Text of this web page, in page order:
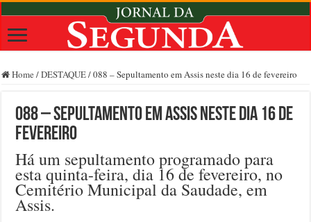
Home /DESTAQUE/088 – Sepultamento em Assis neste dia 16 de fevereiro
088 – Sepultamento em Assis neste dia 16 de
fevereiro
Há um sepultamento programado para
esta quinta-feira, dia 16 de fevereiro, no
Cemitério Municipal da Saudade, em
Assis.